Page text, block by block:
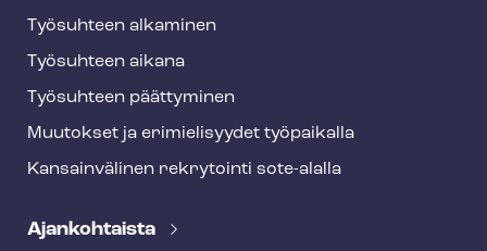
Työsuhteen alkaminen
Työsuhteen aikana
Työsuhteen päättyminen
Muutokset ja erimielisyydet työpaikalla
Kansainvälinen rekrytointi sote-alalla
Ajankohtaista